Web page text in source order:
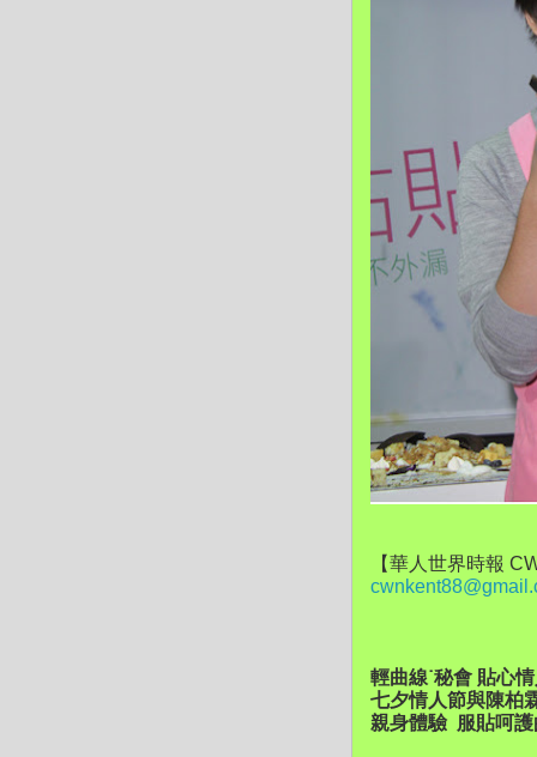
【華人世界時報
輕曲線˙秘會 貼心
七夕情人節與陳柏
親身體驗 服貼呵護